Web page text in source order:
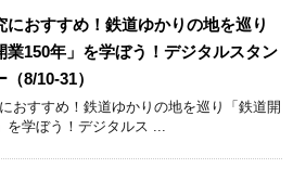
におすすめ！鉄道ゆかりの地を巡り
業150年」を学ぼう！デジタルスタン
8/10-31）
おすすめ！鉄道ゆかりの地を巡り「鉄道開
を学ぼう！デジタルス ...